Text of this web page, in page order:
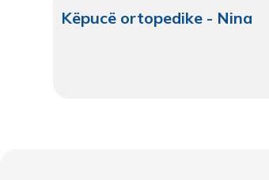
Këpucë ortopedike - Nina